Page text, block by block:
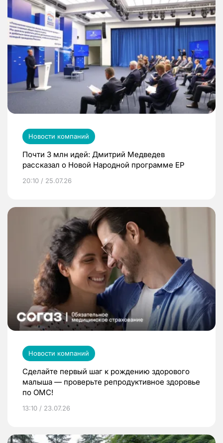
Новости компаний
Почти 3 млн идей: Дмитрий Медведев
рассказал о Новой Народной программе ЕР
20:10 / 25.07.26
Новости компаний
Сделайте первый шаг к рождению здорового
малыша — проверьте репродуктивное здоровье
по ОМС!
13:10 / 23.07.26